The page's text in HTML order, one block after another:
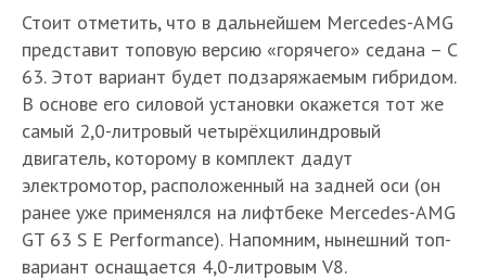
Стоит отметить, что в дальнейшем Mercedes-AMG
представит топовую версию «горячего» седана – C
63. Этот вариант будет подзаряжаемым гибридом.
В основе его силовой установки окажется тот же
самый 2,0-литровый четырёхцилиндровый
двигатель, которому в комплект дадут
электромотор, расположенный на задней оси (он
ранее уже применялся на лифтбеке Mercedes-AMG
GT 63 S E Performance). Напомним, нынешний топ-
вариант оснащается 4,0-литровым V8.